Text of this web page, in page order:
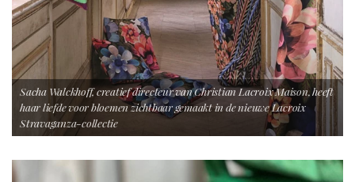
Sacha Walckhoff, creatief directeur van Christian Lacroix Maison, heeft
haar liefde voor bloemen zichtbaar gemaakt in de nieuwe Lacroix
Stravaganza-collectie